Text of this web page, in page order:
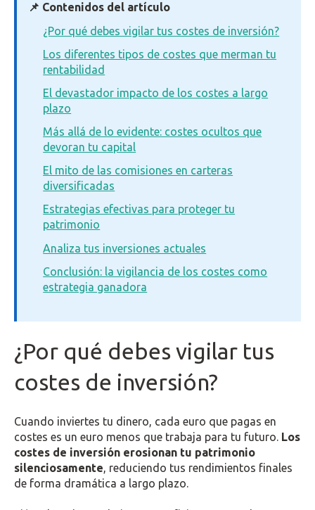
📌 Contenidos del artículo
¿Por qué debes vigilar tus costes de inversión?
Los diferentes tipos de costes que merman tu
rentabilidad
El devastador impacto de los costes a largo
plazo
Más allá de lo evidente: costes ocultos que
devoran tu capital
El mito de las comisiones en carteras
diversificadas
Estrategias efectivas para proteger tu
patrimonio
Analiza tus inversiones actuales
Conclusión: la vigilancia de los costes como
estrategia ganadora
¿Por qué debes vigilar tus
costes de inversión?
Cuando inviertes tu dinero, cada euro que pagas en
costes es un euro menos que trabaja para tu futuro. Los
costes de inversión erosionan tu patrimonio
silenciosamente, reduciendo tus rendimientos finales
de forma dramática a largo plazo.